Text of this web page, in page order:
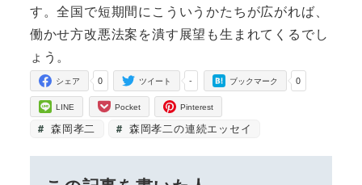
す。全国で短期間にこういうかたちが広がれば、
働かせ方改悪法案を潰す展望も生まれてくるでし
ょう。
0
シェア -
ツイート 0
ブックマーク
LINE Pocket Pinterest
森岡孝二 森岡孝二の連続エッセイ